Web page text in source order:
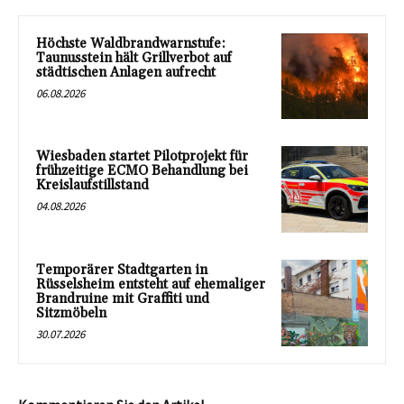
Höchste Waldbrandwarnstufe:
Taunusstein hält Grillverbot auf
städtischen Anlagen aufrecht
06.08.2026
Wiesbaden startet Pilotprojekt für
frühzeitige ECMO Behandlung bei
Kreislaufstillstand
04.08.2026
Temporärer Stadtgarten in
Rüsselsheim entsteht auf ehemaliger
Brandruine mit Graffiti und
Sitzmöbeln
30.07.2026